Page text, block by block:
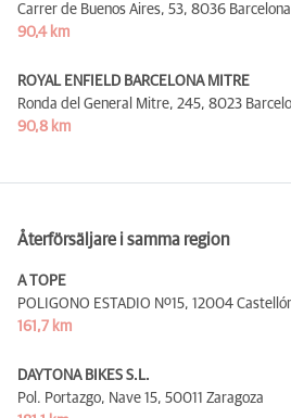
Carrer de Buenos Aires, 53, 8036 Barcelona
90,4 km
ROYAL ENFIELD BARCELONA MITRE
Ronda del General Mitre, 245, 8023
90,8 km
Återförsäljare i samma region
A TOPE
POLIGONO ESTADIO Nº15, 12004
161,7 km
DAYTONA BIKES S.L.
Pol. Portazgo, Nave 15, 50011 Zaragoza